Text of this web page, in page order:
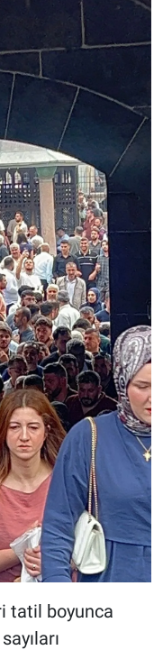
tatil boyunca